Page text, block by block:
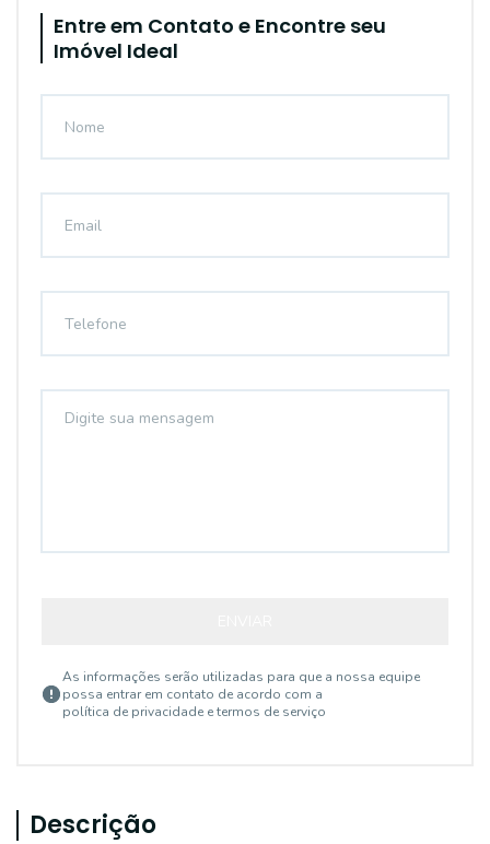
Entre em Contato e Encontre seu
Imóvel Ideal
As informações serão utilizadas para que a nossa equipe
possa entrar em contato de acordo com a
política de privacidade e termos de serviço
Descrição